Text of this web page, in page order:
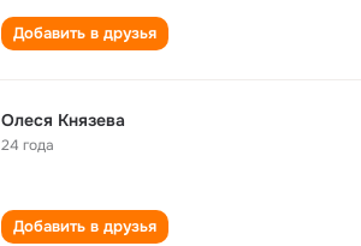
Добавить в друзья
Олеся Князева
24 года
Добавить в друзья